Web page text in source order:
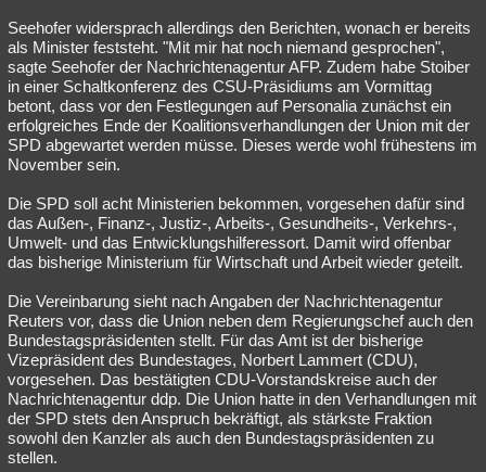
Seehofer widersprach allerdings den Berichten, wonach er bereits
als Minister feststeht. "Mit mir hat noch niemand gesprochen",
sagte Seehofer der Nachrichtenagentur AFP. Zudem habe Stoiber
in einer Schaltkonferenz des CSU-Präsidiums am Vormittag
betont, dass vor den Festlegungen auf Personalia zunächst ein
erfolgreiches Ende der Koalitionsverhandlungen der Union mit der
SPD abgewartet werden müsse. Dieses werde wohl frühestens im
November sein.
Die SPD soll acht Ministerien bekommen, vorgesehen dafür sind
das Außen-, Finanz-, Justiz-, Arbeits-, Gesundheits-, Verkehrs-,
Umwelt- und das Entwicklungshilferessort. Damit wird offenbar
das bisherige Ministerium für Wirtschaft und Arbeit wieder geteilt.
Die Vereinbarung sieht nach Angaben der Nachrichtenagentur
Reuters vor, dass die Union neben dem Regierungschef auch den
Bundestagspräsidenten stellt. Für das Amt ist der bisherige
Vizepräsident des Bundestages, Norbert Lammert (CDU),
vorgesehen. Das bestätigten CDU-Vorstandskreise auch der
Nachrichtenagentur ddp. Die Union hatte in den Verhandlungen mit
der SPD stets den Anspruch bekräftigt, als stärkste Fraktion
sowohl den Kanzler als auch den Bundestagspräsidenten zu
stellen.